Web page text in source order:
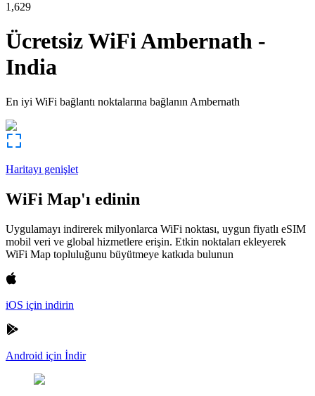
1,629
Ücretsiz WiFiAmbernath -
India
En iyi WiFi bağlantı noktalarına bağlanın Ambernath
Haritayı genişlet
WiFi Map'ı edinin
Uygulamayı indirerek milyonlarca WiFi noktası, uygun fiyatlı eSIM
mobil veri ve global hizmetlere erişin. Etkin noktaları ekleyerek
WiFi Map topluluğunu büyütmeye katkıda bulunun
iOS için indirin
Android için İndir